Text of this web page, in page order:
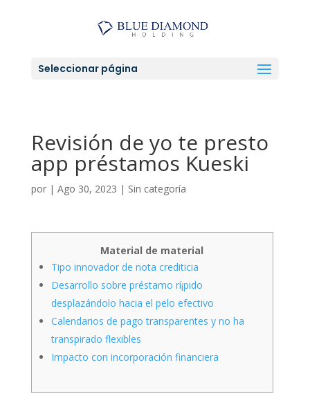
Seleccionar página
Revisión de yo te presto
app préstamos Kueski
por | Ago 30, 2023 | Sin categoría
Material de material
Tipo innovador de nota crediticia
Desarrollo sobre préstamo rí¡pido
desplazándolo hacia el pelo efectivo
Calendarios de pago transparentes y no ha
transpirado flexibles
Impacto con incorporación financiera